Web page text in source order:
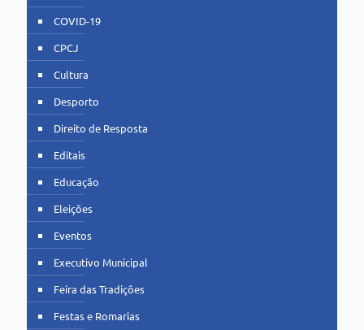
COVID-19
CPCJ
Cultura
Desporto
Direito de Resposta
Editais
Educação
Eleições
Eventos
Executivo Municipal
Feira das Tradições
Festas e Romarias